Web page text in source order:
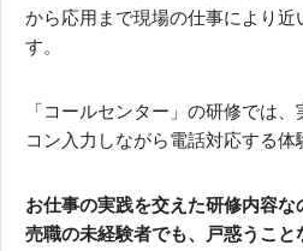
から応用まで現場の仕事により近
す。
「コールセンター」の研修では
コン入力しながら電話対応する体
お仕事の実践を交えた研修内容
売職の未経験者でも、戸惑うこと